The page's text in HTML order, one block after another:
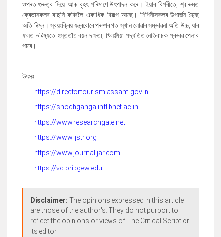
ওপৰত গুৰুত্ব দিয়ে আৰু বৃহৎ পৰিমাণে উৎপাদন কৰে। ইয়াৰ বিপৰীতে, শ্ব'ৰুমত
ক্ৰেতাসকলৰ বাছনি কৰিবলৈ একাধিক বিকল্প আছে। শিপিনীসকলৰ উপাৰ্জন হৈছে
অতি নিম্ন। স্বয়ংক্ৰিয় যন্ত্ৰবোৰে পৰম্পৰাগত স্থান লোৱাৰ সম্ভাৱনা অতি উচ্চ, যাৰ
ফলত ভৱিষ্যতে হস্ততাঁত বয়ন দক্ষতা, খিলঞ্জীয়া পদ্ধতিত নেতিবাচক প্ৰভাৱ পেলাব
পাৰে।
উৎসঃ
https://directortourism.assam.gov.in
https://shodhganga.inflibnet.ac.in
https://www.researchgate.net
https://www.ijstr.org
https://www.journalijar.com
https://vc.bridgew.edu
Disclaimer: The opinions expressed in this article
are those of the author's. They do not purport to
reflect the opinions or views of The Critical Script or
its editor.